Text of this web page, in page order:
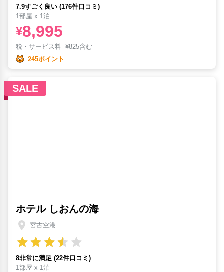
7.9すごく良い (176件口コミ)
1部屋 x 1泊
¥8,995
税・サービス料 ¥825含む
245ポイント
SALE
ホテル しおんの海
宮古空港
8非常に満足 (22件口コミ)
1部屋 x 1泊